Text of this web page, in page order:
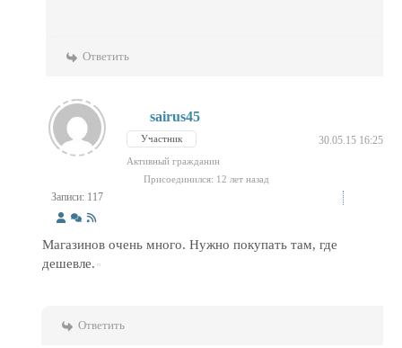
Ответить
Записи: 117
sairus45
Участник 30.05.15 16:25
Активный гражданин
Присоединился: 12 лет назад
Магазинов очень много. Нужно покупать там, где
дешевле.
Ответить